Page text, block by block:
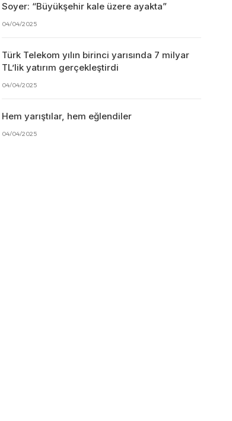
Soyer: “Büyükşehir kale üzere ayakta”
04/04/2025
Türk Telekom yılın birinci yarısında 7 milyar
TL’lik yatırım gerçekleştirdi
04/04/2025
Hem yarıştılar, hem eğlendiler
04/04/2025